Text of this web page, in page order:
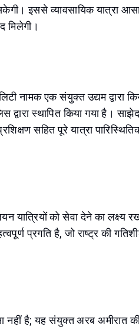
सकेगी। इससे व्यावसायिक यात्रा
मिलेगी।
नामक एक संयुक्त उद्यम द्वारा
स्थापित किया गया है।
सहित पूरे यात्रा
यात्रियों को सेवा देने का लक्ष्य
प्रगति है, जो राष्ट्र की
है; यह संयुक्त अरब अमीरात की